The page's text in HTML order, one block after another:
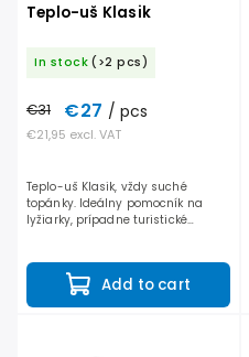
Teplo-uš Klasik
In stock (>2 pcs)
€21,95 excl. VAT
€31 €27 / pcs
Add to cart
Teplo-uš Klasik, vždy suché
topánky. Ideálny pomocník na
lyžiarky, prípadne turistické
topánku a ráno sa obúvate...